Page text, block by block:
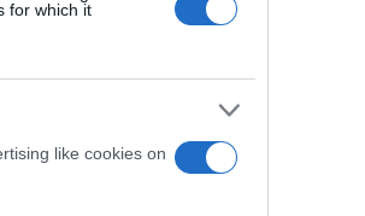
for which it
like cookies on